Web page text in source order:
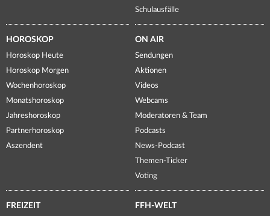
Schulausfälle
HOROSKOP
Horoskop Heute
Horoskop Morgen
Wochenhoroskop
Monatshoroskop
Jahreshoroskop
Partnerhoroskop
Aszendent
ON AIR
Sendungen
Aktionen
Videos
Webcams
Moderatoren & Team
Podcasts
News-Podcast
Themen-Ticker
Voting
FREIZEIT FFH-WELT